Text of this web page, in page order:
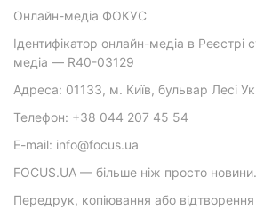
Онлайн-медіа ФОКУС
Ідентифікатор онлайн-медіа в Реєстрі
медіа — R40-03129
Адреса: 01133, м. Київ, бульвар Лесі
Телефон: +38 044 207 45 54
E-mail: info@focus.ua
FOCUS.UA — більше ніж просто новини.
Передрук, копіювання або відтворення